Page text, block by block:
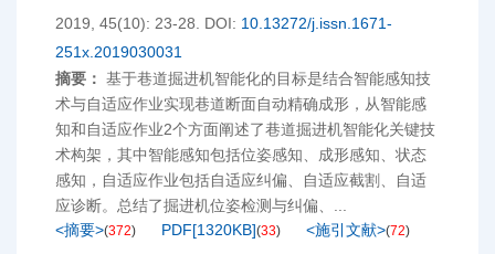
2019, 45(10): 23-28.
DOI: 10.13272/j.issn.1671-
251x.2019030031
摘要： 基于巷道掘进机智能化的目标是结合智能感知技
术与自适应作业实现巷道断面自动精确成形，从智能感
知和自适应作业2个方面阐述了巷道掘进机智能化关键技
术构架，其中智能感知包括位姿感知、成形感知、状态
感知，自适应作业包括自适应纠偏、自适应截割、自适
应诊断。总结了掘进机位姿检测与纠偏、...
<摘要>(372) PDF[1320KB](33) <施引文献>(72)